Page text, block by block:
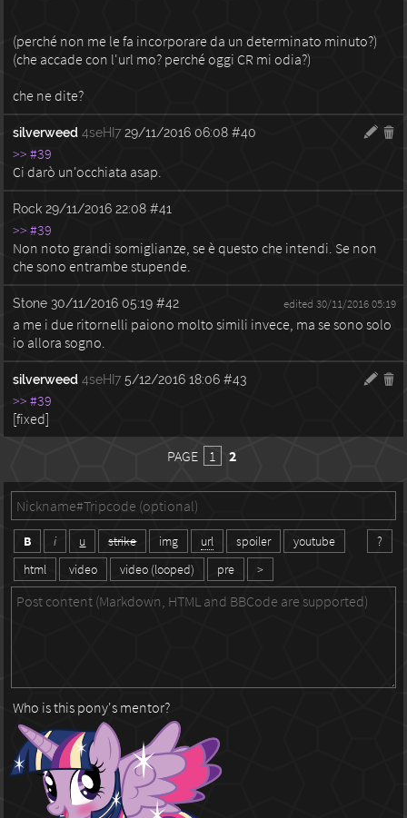
(perché non me le fa incorporare da un determinato minuto?)
(che accade con l'url mo? perché oggi CR mi odia?)
che ne dite?
silverweed 4seHI7 29/11/2016 06:08 #40
>> #39
Ci darò un'occhiata asap.
Rock 29/11/2016 22:08 #41
>> #39
Non noto grandi somiglianze, se è questo che intendi. Se non
che sono entrambe stupende.
Stone 30/11/2016 05:19 #42 edited 30/11/2016 05:19
a me i due ritornelli paiono molto simili invece, ma se sono solo
io allora sogno.
silverweed 4seHI7 5/12/2016 18:06 #43
>> #39
[fixed]
PAGE 1 2
?
B i u strike img url spoiler
youtube
html
video video (looped) pre >
Who is this pony's mentor?